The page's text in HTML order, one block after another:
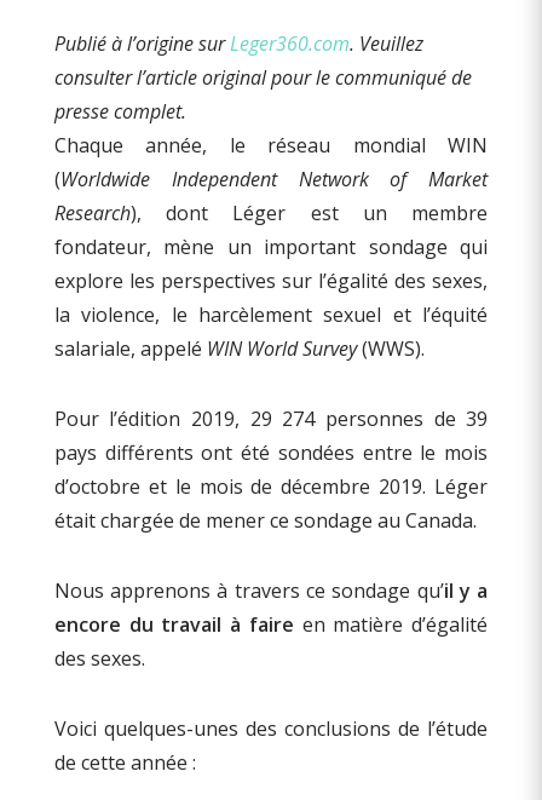
Publié à l’origine surLeger360.com. Veuillez
consulter l’article original pour le communiqué de
presse complet.
Chaque année, le réseau mondial WIN
(Worldwide Independent Network of Market
Research), dont Léger est un membre
fondateur, mène un important sondage qui
explore les perspectives sur l’égalité des sexes,
la violence, le harcèlement sexuel et l’équité
salariale, appelé WIN World Survey(WWS).
Pour l’édition 2019, 29 274 personnes de 39
pays différents ont été sondées entre le mois
d’octobre et le mois de décembre 2019. Léger
était chargée de mener ce sondage au Canada.
Nous apprenons à travers ce sondage qu’il y a
encore du travail à faire en matière d’égalité
des sexes.
Voici quelques-unes des conclusions de l’étude
de cette année :